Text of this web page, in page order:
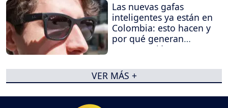
Las nuevas gafas
inteligentes ya están en
Colombia: esto hacen y
por qué generan
preocupación
VER MÁS +